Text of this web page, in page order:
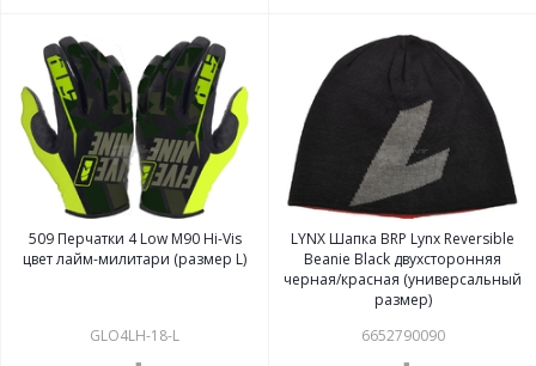
509 Перчатки 4 Low M90 Hi-Vis
цвет лайм-милитари (размер L)
GLO4LH-18-L
LYNX Шапка BRP Lynx Reversible
Beanie Black двухсторонняя
черная/красная (универсальный
размер)
6652790090